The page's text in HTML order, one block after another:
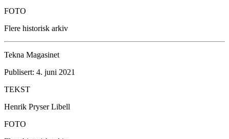
FOTO
Flere historisk arkiv
Tekna Magasinet
Publisert: 4. juni 2021
TEKST
Henrik Pryser Libell
FOTO